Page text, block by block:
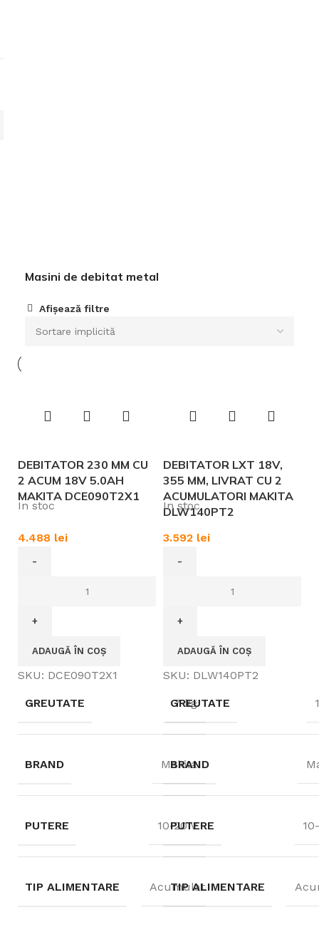
Masini de debitat metal
Afișează filtre
DEBITATOR 230 MM CU
2 ACUM 18V 5.0AH
MAKITA DCE090T2X1
In stoc
4.488 lei
ADAUGĂ ÎN COȘ
SKU: DCE090T2X1
GREUTATE 7 kg
BRAND Makita
PUTERE 10-20 V
TIP ALIMENTARE Acumulatori
DEBITATOR LXT 18V,
355 MM, LIVRAT CU 2
ACUMULATORI MAKITA
DLW140PT2
In stoc
3.592 lei
ADAUGĂ ÎN COȘ
SKU: DLW140PT2
GREUTATE
BRAND
PUTERE
TIP ALIMENTARE